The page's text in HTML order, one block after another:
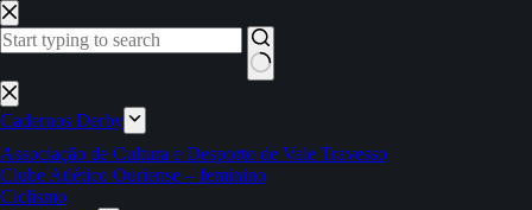
Pular
para
o
Sem
resultados
Cadernos Derby
Associação de Cultura e Desporto de Vale Travesso
Clube Atlético Ouriense – feminino
Ciclismo